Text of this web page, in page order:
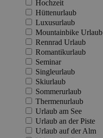
Hochzeit
Hüttenurlaub
Luxusurlaub
Mountainbike Urlaub
Rennrad Urlaub
Romantikurlaub
Seminar
Singleurlaub
Skiurlaub
Sommerurlaub
Thermenurlaub
Urlaub am See
Urlaub an der Piste
Urlaub auf der Alm